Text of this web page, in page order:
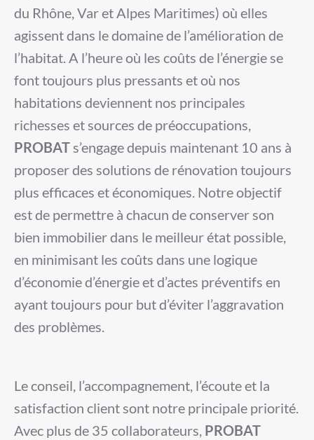
du Rhône, Var et Alpes Maritimes) où elles
agissent dans le domaine de l’amélioration de
l’habitat. A l’heure où les coûts de l’énergie se
font toujours plus pressants et où nos
habitations deviennent nos principales
richesses et sources de préoccupations,
PROBAT s’engage depuis maintenant 10 ans à
proposer des solutions de rénovation toujours
plus efficaces et économiques. Notre objectif
est de permettre à chacun de conserver son
bien immobilierdans le meilleur état possible,
en minimisant les coûts dans une logique
d’économie d’énergie et d’actes préventifs en
ayant toujours pour but d’éviter l’aggravation
des problèmes.
Le conseil, l’accompagnement, l’écoute et la
satisfaction client sont notre principale priorité.
Avec plus de 35 collaborateurs, PROBAT